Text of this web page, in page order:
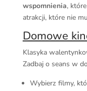
wspomnienia,
atrakcji, które nie
Domowe
Klasyka
Zadbaj o seans w
Wybierz filmy,